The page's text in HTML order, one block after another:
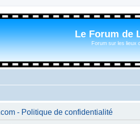
Le Forum de
Forum sur les lieux
- Politique de confidentialité